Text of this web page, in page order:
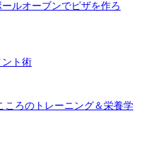
ルオーブンでピザを作ろ
ト術
ころのトレーニング＆栄養学